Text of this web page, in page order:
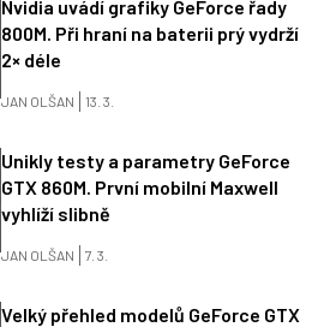
Nvidia uvádí grafiky GeForce řady
800M. Při hraní na baterii prý vydrží
2× déle
JAN OLŠAN 13. 3.
Unikly testy a parametry GeForce
GTX 860M. První mobilní Maxwell
vyhlíží slibně
JAN OLŠAN 7. 3.
Velký přehled modelů GeForce GTX